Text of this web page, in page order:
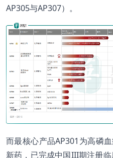
AP305与AP307）。
而最核心产品AP301为高磷
新药，已完成中国III期注册